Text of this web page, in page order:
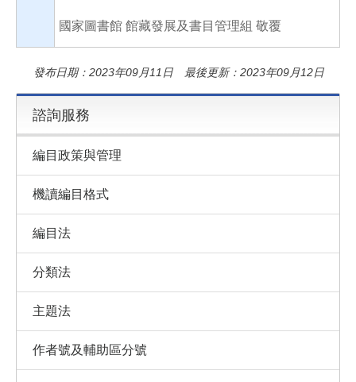
國家圖書館 館藏發展及書目管理組 敬覆
發布日期：2023年09月11日 最後更新：2023年09月12日
諮詢服務
編目政策與管理
機讀編目格式
編目法
分類法
主題法
作者號及輔助區分號